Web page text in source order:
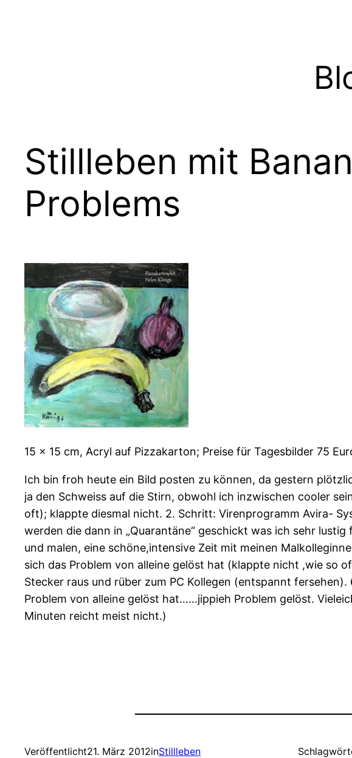
Stillleben mit
Problems
15 x 15 cm, Acryl auf Pizzakarton; Preise für Tagesbilder 75
Ich bin froh heute ein Bild posten zu können, da gestern
ja den Schweiss auf die Stirn, obwohl ich inzwischen cooler
oft); klappte diesmal nicht. 2. Schritt: Virenprogramm Avira-
werden die dann in „Quarantäne“ geschickt was ich sehr
und malen, eine schöne,intensive Zeit mit meinen
sich das Problem von alleine gelöst hat (klappte nicht ,wie so
Stecker raus und rüber zum PC Kollegen (entspannt
Problem von alleine gelöst hat……jippieh Problem gelöst.
Minuten reicht meist nicht.)
Veröffentlicht21. März 2012inStillleben